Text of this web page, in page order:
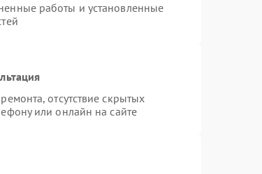
работы и установленные
отсутствие скрытых
или онлайн на сайте